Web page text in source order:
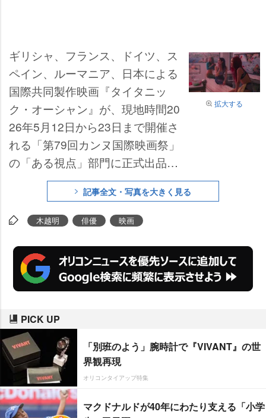
拡大する
ギリシャ、フランス、ドイツ、ス
ペイン、ルーマニア、日本による
国際共同製作映画『タイタニッ
ク・オーシャン』が、現地時間20
26年5月12日から23日まで開催さ
れる「第79回カンヌ国際映画祭」
の「ある視点」部門に正式出品さ
れることが決定した。ギリシャ人
監督コンスタンティナ・コヅァマ
ーニの長編初監督作品として注目
記事全文・写真を大きく見る
木越明 俳優 映画
PICK UP
「別班のよう」腕時計で『VIVANT』の世
界観再現
オリコンタイアップ特集
マクドナルドが40年にわたり支える「小学